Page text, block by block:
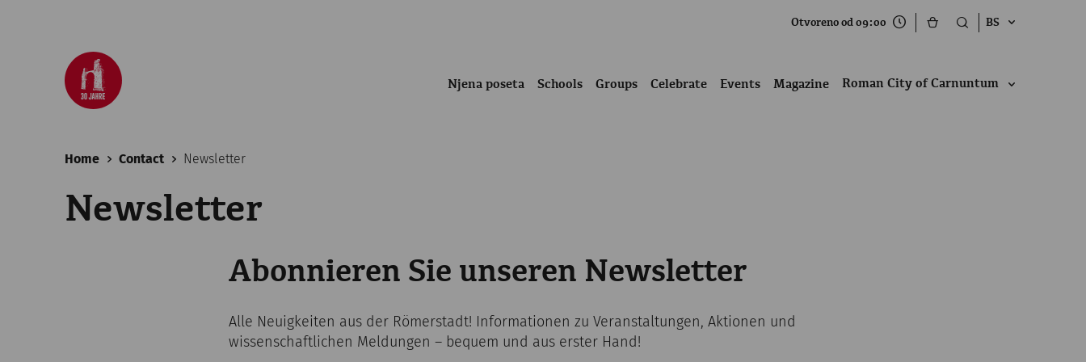
Otvoreno od 09:00 BS
Njena poseta Schools Groups Celebrate Events Magazine Roman City of Carnuntum
Home Contact Newsletter
Newsletter
Abonnieren Sie unseren Newsletter
Alle Neuigkeiten aus der Römerstadt! Informationen zu Veranstaltungen, Aktionen und
wissenschaftlichen Meldungen – bequem und aus erster Hand!